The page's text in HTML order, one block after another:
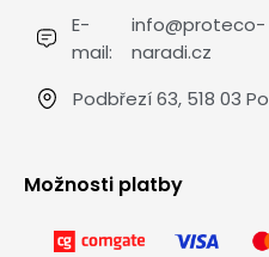
E-
mail:
info@proteco-
naradi.cz
Podbřezí 63, 518 03
Možnosti platby